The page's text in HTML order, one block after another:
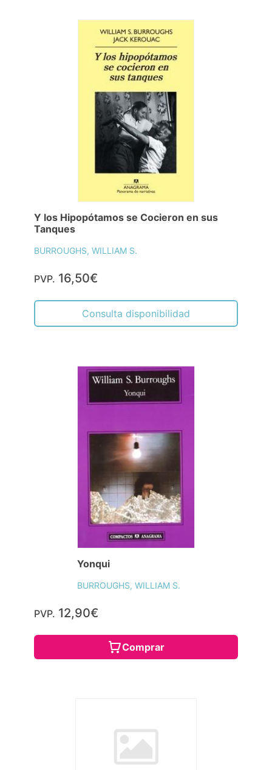
Y los Hipopótamos se Cocieron en sus
Tanques
BURROUGHS, WILLIAM S.
PVP. 16,50€
Consulta disponibilidad
Yonqui
BURROUGHS, WILLIAM S.
PVP. 12,90€
Comprar